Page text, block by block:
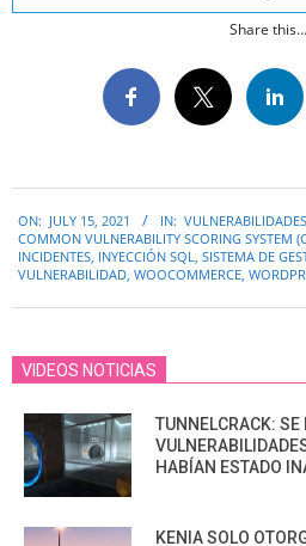
Share this...
07-
15
ON: JULY 15, 2021 IN: VULNERABILIDADES
COMMON VULNERABILITY SCORING SYSTEM
INCIDENTES, INYECCIÓN SQL, SISTEMA DE
VULNERABILIDAD, WOOCOMMERCE,
VIDEOS NOTICIAS
TUNNELCRACK: SE
HABÍAN ESTADO
KENIA SOLO